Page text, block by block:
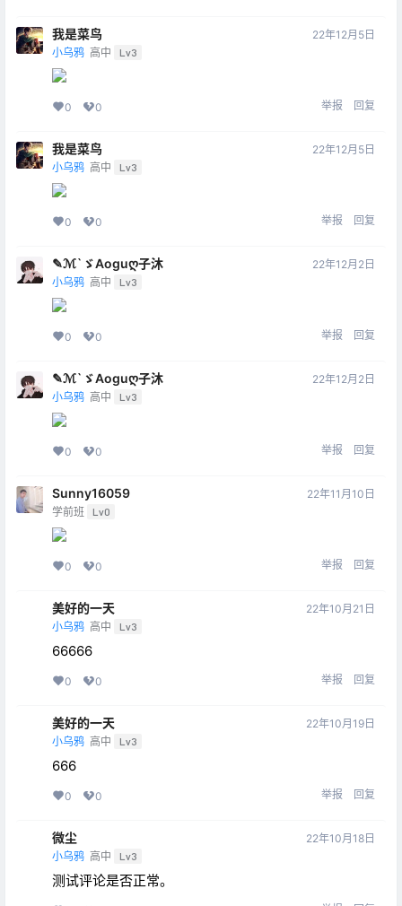
我是菜鸟
小乌鸦 高中 Lv3
22年12月5日
0 0 举报 回复
我是菜鸟
小乌鸦 高中 Lv3
22年12月5日
0 0 举报 回复
✎ℳ`ゞAoguღ子沐
小乌鸦 高中 Lv3
22年12月2日
0 0 举报 回复
✎ℳ`ゞAoguღ子沐
小乌鸦 高中 Lv3
22年12月2日
0 0 举报 回复
Sunny16059
学前班 Lv0
22年11月10日
0 0 举报 回复
美好的一天
小乌鸦 高中 Lv3
22年10月21日
66666
0 0 举报 回复
美好的一天
小乌鸦 高中 Lv3
22年10月19日
666
0 0 举报 回复
微尘
小乌鸦 高中 Lv3
22年10月18日
测试评论是否正常。